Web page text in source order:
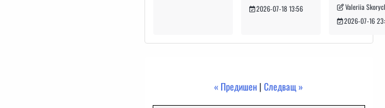
2026-07-18 13:56
Valeriia
2026-07-16
« Предишен |Следващ »